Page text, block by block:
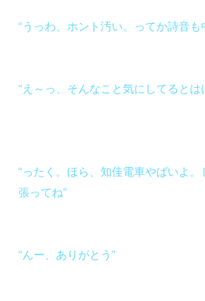
“うっわ、ホント汚い。ってか詩音
“え～っ、そんなこと気にしてるとは
“ったく。ほら、知佳電車やばいよ
張ってね”
“んー、ありがとう”